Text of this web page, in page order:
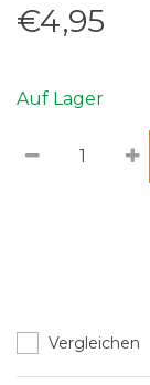
€4,95
Auf Lager
Vergleichen